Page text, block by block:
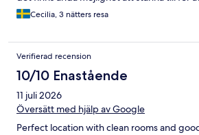
bagage.
Cecilia, 3 nätters resa
Verifierad recension
10/10 Enastående
11 juli 2026
Översätt med hjälp av Google
Perfect location with clean rooms and